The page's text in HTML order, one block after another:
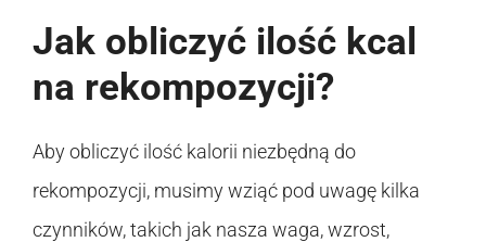
Jak obliczyć ilość kcal
na rekompozycji?
Aby obliczyć ilość kalorii niezbędną do
rekompozycji, musimy wziąć pod uwagę kilka
czynników, takich jak nasza waga, wzrost,